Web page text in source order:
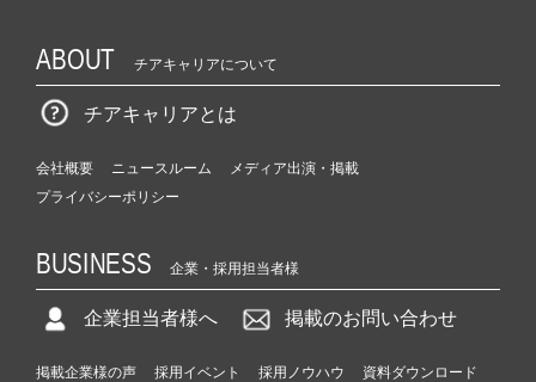
ABOUT チアキャリアについて
チアキャリアとは
会社概要 ニュースルーム
メディア出演・掲載
プライバシーポリシー
BUSINESS 企業・採用担当者様
企業担当者様へ 掲載のお問い合わせ
掲載企業様の声 採用イベント 採用ノウハウ
資料ダウンロード